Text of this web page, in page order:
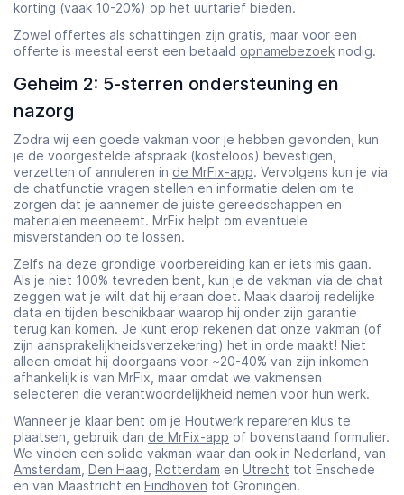
korting (vaak 10-20%) op het uurtarief bieden.
Zowel offertes als schattingen zijn gratis, maar voor een
offerte is meestal eerst een betaald opnamebezoek nodig.
Geheim 2: 5-sterren ondersteuning en
nazorg
Zodra wij een goede vakman voor je hebben gevonden, kun
je de voorgestelde afspraak (kosteloos) bevestigen,
verzetten of annuleren in de MrFix-app. Vervolgens kun je via
de chatfunctie vragen stellen en informatie delen om te
zorgen dat je aannemer de juiste gereedschappen en
materialen meeneemt. MrFix helpt om eventuele
misverstanden op te lossen.
Zelfs na deze grondige voorbereiding kan er iets mis gaan.
Als je niet 100% tevreden bent, kun je de vakman via de chat
zeggen wat je wilt dat hij eraan doet. Maak daarbij redelijke
data en tijden beschikbaar waarop hij onder zijn garantie
terug kan komen. Je kunt erop rekenen dat onze vakman (of
zijn aansprakelijkheidsverzekering) het in orde maakt! Niet
alleen omdat hij doorgaans voor ~20-40% van zijn inkomen
afhankelijk is van MrFix, maar omdat we vakmensen
selecteren die verantwoordelijkheid nemen voor hun werk.
Wanneer je klaar bent om je Houtwerk repareren klus te
plaatsen, gebruik dan de MrFix-app of bovenstaand formulier.
We vinden een solide vakman waar dan ook in Nederland, van
Amsterdam Den Haag Rotterdam en Utrecht tot Enschede
en van Maastricht en Eindhoven tot Groningen.